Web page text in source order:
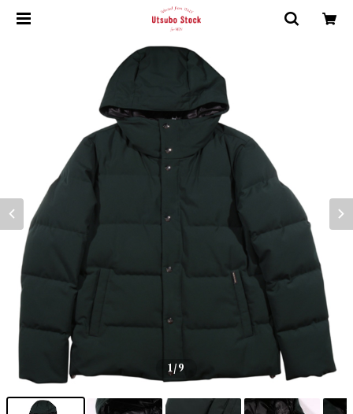
1/9